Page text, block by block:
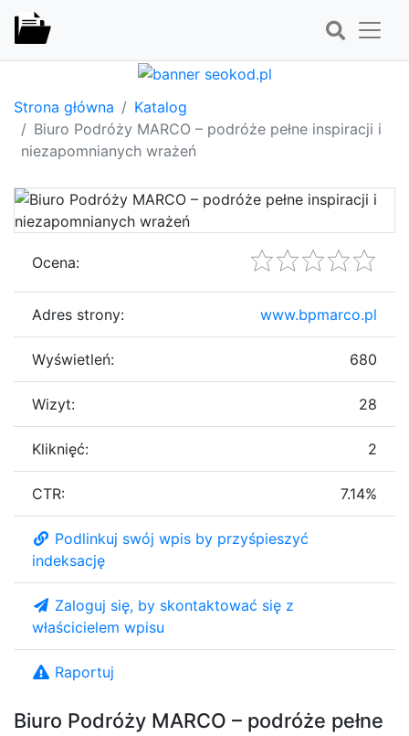
Strona główna
Katalog
Biuro Podróży MARCO – podróże pełne inspiracji i
niezapomnianych wrażeń
Biuro Podróży MARCO – podróże pełne
Ocena:
Adres strony: www.bpmarco.pl
Wyświetleń: 680
Wizyt: 28
Kliknięć: 2
CTR: 7.14%
Podlinkuj swój wpis by przyśpieszyć
indeksację
Zaloguj się, by skontaktować się z
właścicielem wpisu
Raportuj